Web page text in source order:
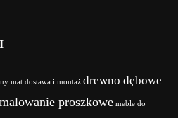
mat dostawa i montaż drewno dębowe
malowanie proszkowe meble do